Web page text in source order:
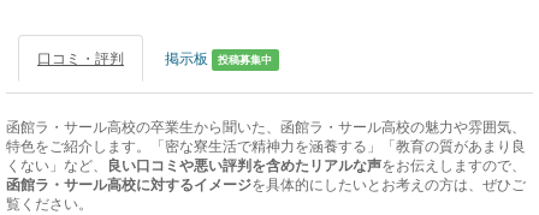
口コミ・評判 掲示板 投稿募集中
函館ラ・サール高校の卒業生から聞いた、函館ラ・サール高校の魅力や雰囲気、
特色をご紹介します。「密な寮生活で精神力を涵養する」「教育の質があまり良
くない」など、
良い口コミや悪い評判を含めたリアルな声をお伝えしますので、
函館ラ・サール高校に対するイメージを具体的にしたいとお考えの方は、ぜひご
覧ください。